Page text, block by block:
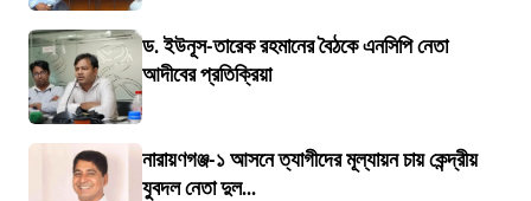
ড. ইউনূস-তারেক রহমানের বৈঠকে এনসিপি নেতা
আদীবের প্রতিক্রিয়া
নারায়ণগঞ্জ-১ আসনে ত্যাগীদের মূল্যায়ন চায় কেন্দ্রীয়
যুবদল নেতা দুল...